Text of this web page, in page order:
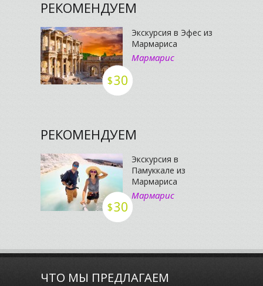
РЕКОМЕНДУЕМ
$30
Экскурсия в Эфес из
Мармариса
Мармарис
РЕКОМЕНДУЕМ
$30
Экскурсия в
Памуккале из
Мармариса
Мармарис
ЧТО МЫ ПРЕДЛАГАЕМ